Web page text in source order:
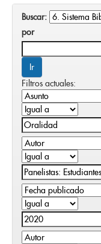
Buscar:
por
Filtros actuales: